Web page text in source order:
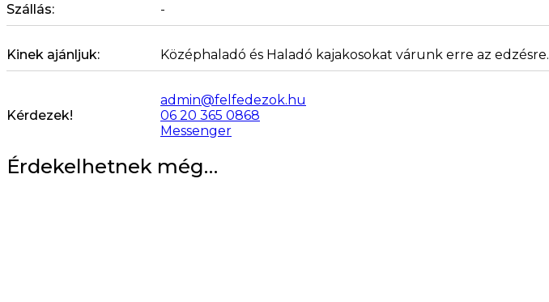
Szállás: -
Kinek ajánljuk: Középhaladó és Haladó kajakosokat várunk erre az edzésre.
Kérdezek!
admin@felfedezok.hu
06 20 365 0868
Messenger
Érdekelhetnek még…